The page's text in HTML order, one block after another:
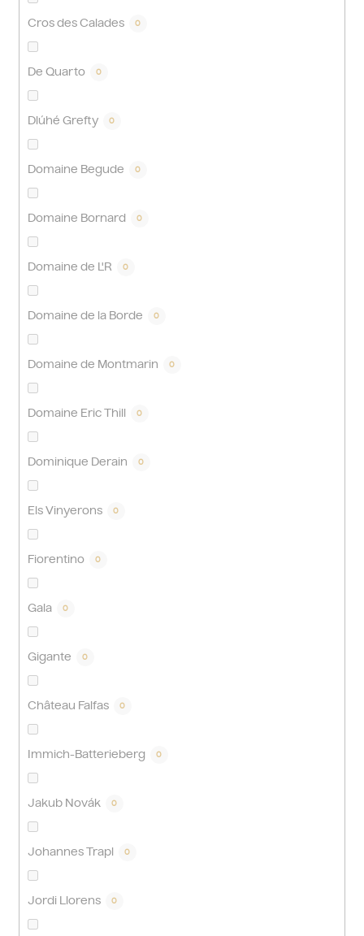
Cros des Calades 0
De Quarto 0
Dlúhé Grefty 0
Domaine Begude 0
Domaine Bornard 0
Domaine de L'R 0
Domaine de la Borde 0
Domaine de Montmarin 0
Domaine Eric Thill 0
Dominique Derain 0
Els Vinyerons 0
Fiorentino 0
Gala 0
Gigante 0
Château Falfas 0
Immich-Batterieberg 0
Jakub Novák 0
Johannes Trapl 0
Jordi Llorens 0